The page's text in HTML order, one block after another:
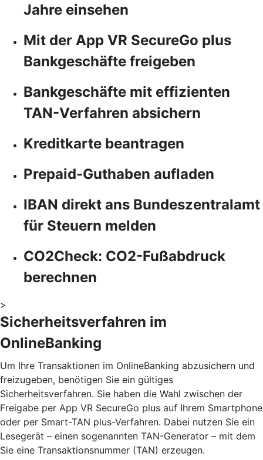
Jahre einsehen
Mit der App VR SecureGo plus
Bankgeschäfte freigeben
Bankgeschäfte mit effizienten
TAN-Verfahren absichern
Kreditkarte beantragen
Prepaid-Guthaben aufladen
IBAN direkt ans Bundeszentralamt
für Steuern melden
CO2Check: CO2-Fußabdruck
berechnen
>
Sicherheitsverfahren im
OnlineBanking
Um Ihre Transaktionen im OnlineBanking abzusichern und
freizugeben, benötigen Sie ein gültiges
Sicherheitsverfahren. Sie haben die Wahl zwischen der
Freigabe per App VR SecureGo plus auf Ihrem Smartphone
oder per Smart-TAN plus-Verfahren. Dabei nutzen Sie ein
Lesegerät – einen sogenannten TAN-Generator – mit dem
Sie eine Transaktionsnummer (TAN) erzeugen.